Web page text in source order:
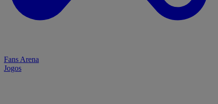
Fans Arena
Jogos